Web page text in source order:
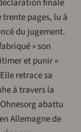
finale
pages, lu à
du jugement.
» son
et punir »
retrace sa
à travers la
abattu
Allemagne de